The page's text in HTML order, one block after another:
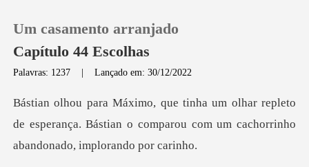
0
Loja
Um casamento arranjado
Capítulo 44 Escolhas
Palavras: 1237 |Lançado em: 30/12/2022
epleto
de esperança. Bástian o comparou com um